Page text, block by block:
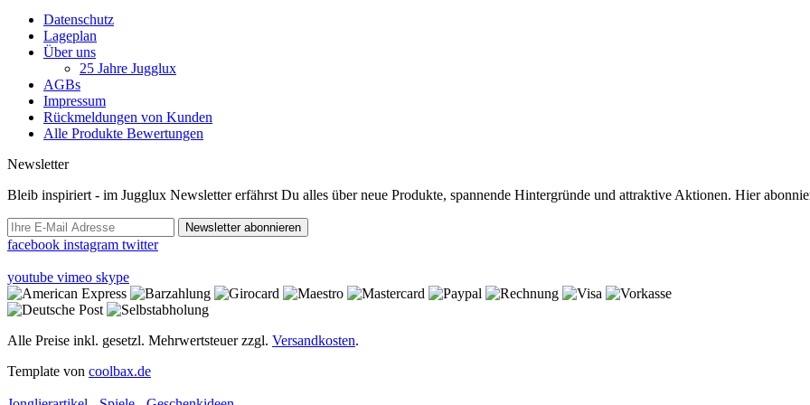
Datenschutz
Lageplan
Über uns
25 Jahre Jugglux
AGBs
Impressum
Rückmeldungen von Kunden
Alle Produkte Bewertungen
Newsletter
Bleib inspiriert - im Jugglux Newsletter erfährst Du alles über neue Produkte, spannende Hintergründe und attraktive Aktionen. Hier
Newsletter abonnieren
facebook instagram twitter
youtube vimeo skype
Alle Preise inkl. gesetzl. Mehrwertsteuer zzgl. Versandkosten.
Template von coolbax.de